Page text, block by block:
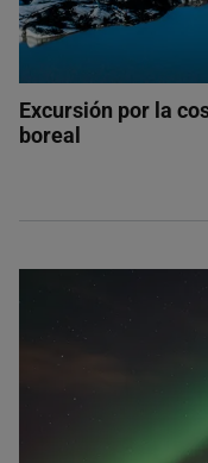
Excursión por la
boreal